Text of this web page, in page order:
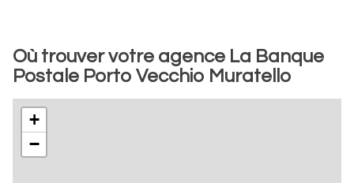
Où trouver votre agence La Banque
Postale Porto Vecchio Muratello
+
−